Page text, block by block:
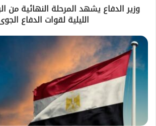
وزير الدفاع يشهد المرحلة النهائية من
الليلية لقوات الدفاع